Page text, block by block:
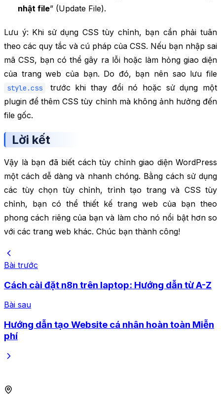
nhật file” (Update File).
Lưu ý: Khi sử dụng CSS tùy chỉnh, bạn cần phải tuân
theo các quy tắc và cú pháp của CSS. Nếu bạn nhập sai
mã CSS, bạn có thể gây ra lỗi hoặc làm hỏng giao diện
của trang web của bạn. Do đó, bạn nên sao lưu file
style.css
trước khi thay đổi nó hoặc sử dụng một
plugin để thêm CSS tùy chỉnh mà không ảnh hưởng đến
file gốc.
Lời kết
Vậy là bạn đã biết cách tùy chỉnh giao diện WordPress
một cách dễ dàng và nhanh chóng. Bằng cách sử dụng
các tùy chọn tùy chỉnh, trình tạo trang và CSS tùy
chỉnh, bạn có thể thiết kế trang web của bạn theo
phong cách riêng của bạn và làm cho nó nổi bật hơn so
với các trang web khác. Chúc bạn thành công!
Bài trước
Cách cài đặt n8n trên laptop: Hướng dẫn từ A-Z
Bài sau
Hướng dẫn tạo Website cá nhân hoàn toàn Miễn
phí